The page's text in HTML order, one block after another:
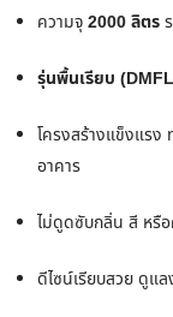
ความจุ2000 ลิตร
รุ่นพื้นเรียบ
โครงสร้างแข็งแรง
อาคาร
ไม่ดูดซับกลิ่น สี หรื
ดีไซน์เรียบสวย ดูแล